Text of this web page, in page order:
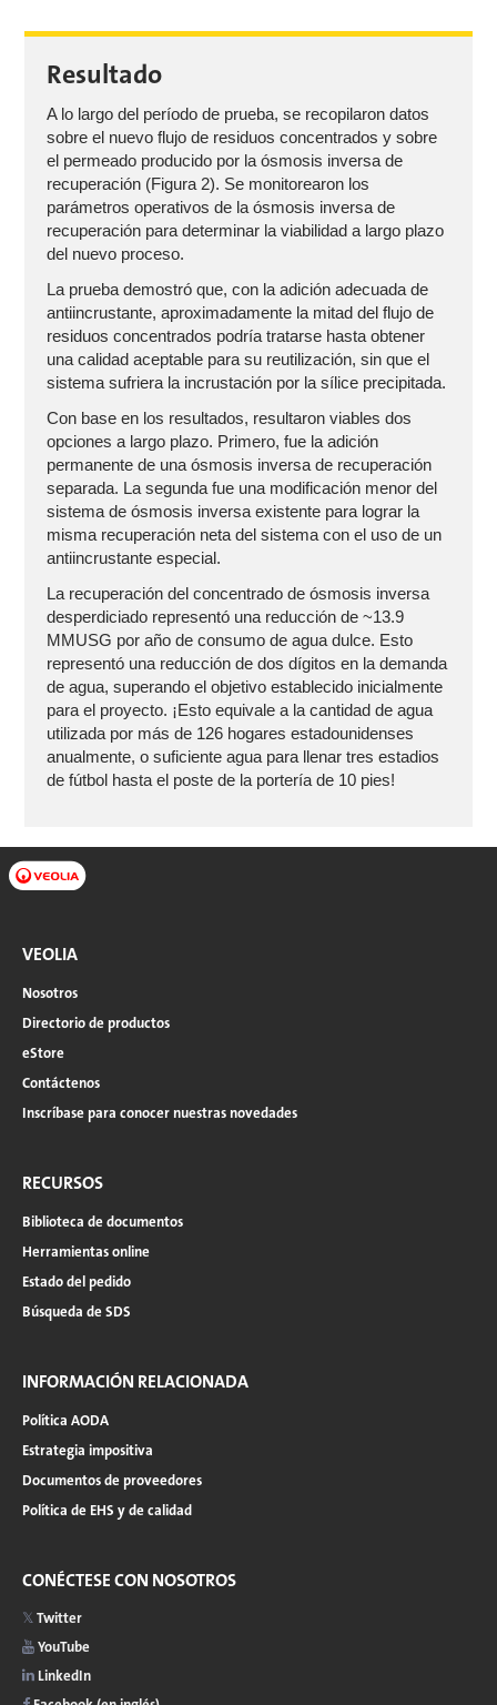
Resultado
A lo largo del período de prueba, se recopilaron datos
sobre el nuevo flujo de residuos concentrados y sobre
el permeado producido por la ósmosis inversa de
recuperación (Figura 2). Se monitorearon los
parámetros operativos de la ósmosis inversa de
recuperación para determinar la viabilidad a largo plazo
del nuevo proceso.
La prueba demostró que, con la adición adecuada de
antiincrustante, aproximadamente la mitad del flujo de
residuos concentrados podría tratarse hasta obtener
una calidad aceptable para su reutilización, sin que el
sistema sufriera la incrustación por la sílice precipitada.
Con base en los resultados, resultaron viables dos
opciones a largo plazo. Primero, fue la adición
permanente de una ósmosis inversa de recuperación
separada. La segunda fue una modificación menor del
sistema de ósmosis inversa existente para lograr la
misma recuperación neta del sistema con el uso de un
antiincrustante especial.
La recuperación del concentrado de ósmosis inversa
desperdiciado representó una reducción de ~13.9
MMUSG por año de consumo de agua dulce. Esto
representó una reducción de dos dígitos en la demanda
de agua, superando el objetivo establecido inicialmente
para el proyecto. ¡Esto equivale a la cantidad de agua
utilizada por más de 126 hogares estadounidenses
anualmente, o suficiente agua para llenar tres estadios
de fútbol hasta el poste de la portería de 10 pies!
VEOLIA
Nosotros
Directorio de productos
eStore
Contáctenos
Inscríbase para conocer nuestras novedades
RECURSOS
Biblioteca de documentos
Herramientas online
Estado del pedido
Búsqueda de SDS
INFORMACIÓN RELACIONADA
Política AODA
Estrategia impositiva
Documentos de proveedores
Política de EHS y de calidad
CONÉCTESE CON NOSOTROS
Twitter
YouTube
LinkedIn